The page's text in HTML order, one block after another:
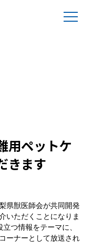
用ペットケ
きます
県獣医師会が共同開発
いただくことになりま
つ情報をテーマに、
ーナーとして放送され